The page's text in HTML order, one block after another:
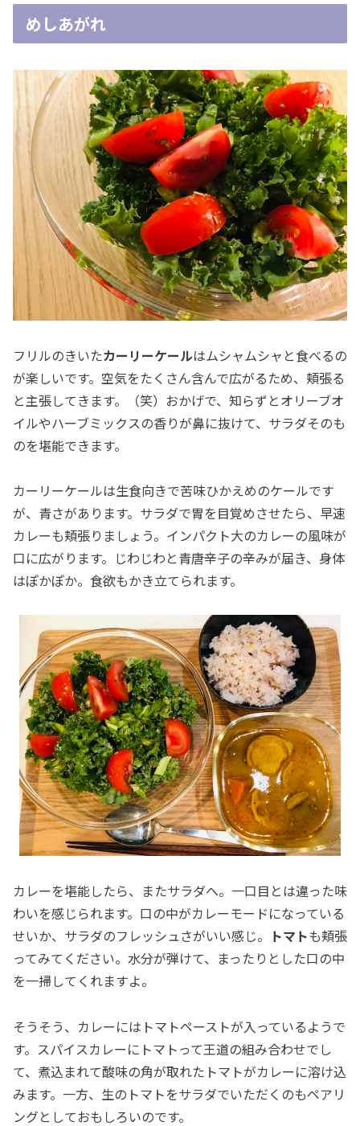
めしあがれ
フリルのきいたカーリーケールはムシャムシャと食べるの
が楽しいです。空気をたくさん含んで広がるため、頬張る
と主張してきます。（笑）おかげで、知らずとオリーブオ
イルやハーブミックスの香りが鼻に抜けて、サラダそのも
のを堪能できます。
カーリーケールは生食向きで苦味ひかえめのケールです
が、青さがあります。サラダで胃を目覚めさせたら、早速
カレーも頬張りましょう。インパクト大のカレーの風味が
口に広がります。じわじわと青唐辛子の辛みが届き、身体
はぽかぽか。食欲もかき立てられます。
カレーを堪能したら、またサラダへ。一口目とは違った味
わいを感じられます。口の中がカレーモードになっている
せいか、サラダのフレッシュさがいい感じ。 トマトも頬張
ってみてください。水分が弾けて、まったりとした口の中
を一掃してくれますよ。
そうそう、カレーにはトマトペーストが入っているようで
す。スパイスカレーにトマトって王道の組み合わせでし
て、煮込まれて酸味の角が取れたトマトがカレーに溶け込
みます。一方、生のトマトをサラダでいただくのもペアリ
ングとしておもしろいのです。